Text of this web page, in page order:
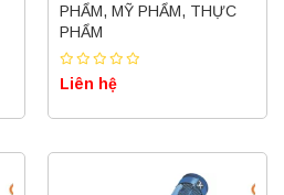
PHẨM, MỸ PHẨM, THỰC
PHẨM
Liên hệ